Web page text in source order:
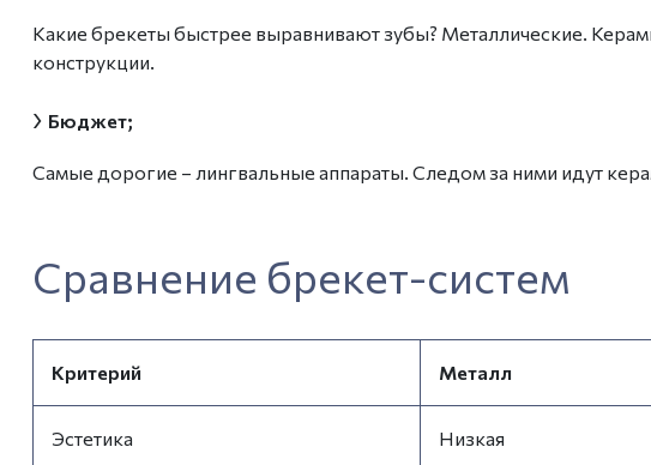
Какие брекеты быстрее выравнивают зубы? Металлические.
конструкции.
› Бюджет;
Самые дорогие – лингвальные аппараты. Следом за ними идут
Сравнение брекет-систем
Критерий Металл
Эстетика Низкая